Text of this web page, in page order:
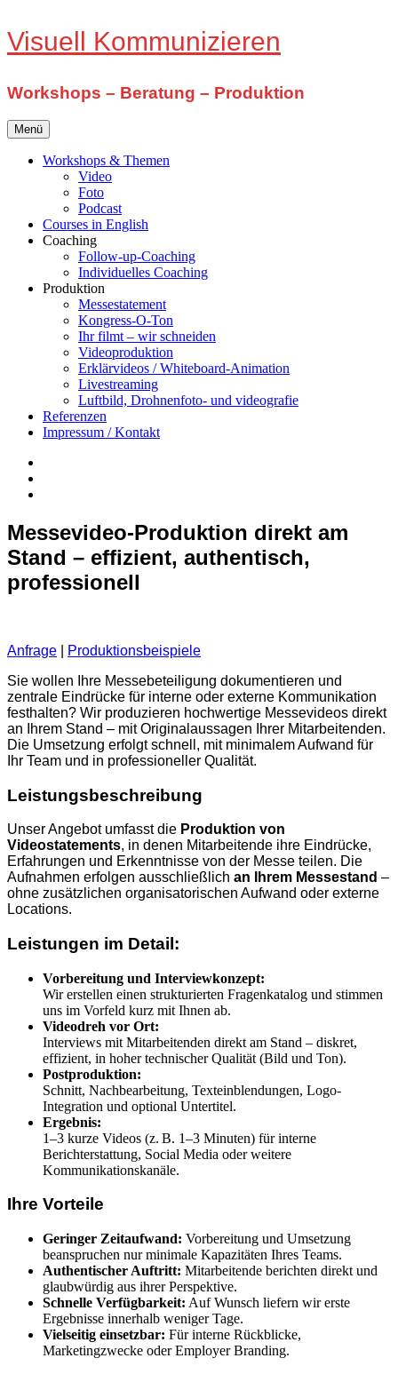
Zum
Inhalt
Visuell Kommunizieren
Workshops – Beratung – Produktion
Menü
Workshops & Themen
Video
Foto
Podcast
Courses in English
Coaching
Follow-up-Coaching
Individuelles Coaching
Produktion
Messestatement
Kongress-O-Ton
Ihr filmt – wir schneiden
Videoproduktion
Erklärvideos / Whiteboard-Animation
Livestreaming
Luftbild, Drohnenfoto- und videografie
Referenzen
Impressum / Kontakt
Messevideo-Produktion direkt am
Stand – effizient, authentisch,
professionell
Anfrage
Produktionsbeispiele
Sie wollen Ihre Messebeteiligung dokumentieren und
zentrale Eindrücke für interne oder externe Kommunikation
festhalten? Wir produzieren hochwertige Messevideos direkt
an Ihrem Stand – mit Originalaussagen Ihrer Mitarbeitenden.
Die Umsetzung erfolgt schnell, mit minimalem Aufwand für
Ihr Team und in professioneller Qualität.
Leistungsbeschreibung
Unser Angebot umfasst die Produktion von
Videostatements, in denen Mitarbeitende ihre Eindrücke,
Erfahrungen und Erkenntnisse von der Messe teilen. Die
Aufnahmen erfolgen ausschließlich an Ihrem Messestand –
ohne zusätzlichen organisatorischen Aufwand oder externe
Locations.
Leistungen im Detail:
Vorbereitung und Interviewkonzept:
Wir erstellen einen strukturierten Fragenkatalog und stimmen
uns im Vorfeld kurz mit Ihnen ab.
Videodreh vor Ort:
Interviews mit Mitarbeitenden direkt am Stand – diskret,
effizient, in hoher technischer Qualität (Bild und Ton).
Postproduktion:
Schnitt, Nachbearbeitung, Texteinblendungen, Logo-
Integration und optional Untertitel.
Ergebnis:
1–3 kurze Videos (z. B. 1–3 Minuten) für interne
Berichterstattung, Social Media oder weitere
Kommunikationskanäle.
Ihre Vorteile
Geringer Zeitaufwand: Vorbereitung und Umsetzung
beanspruchen nur minimale Kapazitäten Ihres Teams.
Authentischer Auftritt: Mitarbeitende berichten direkt und
glaubwürdig aus ihrer Perspektive.
Schnelle Verfügbarkeit: Auf Wunsch liefern wir erste
Ergebnisse innerhalb weniger Tage.
Vielseitig einsetzbar: Für interne Rückblicke,
Marketingzwecke oder Employer Branding.